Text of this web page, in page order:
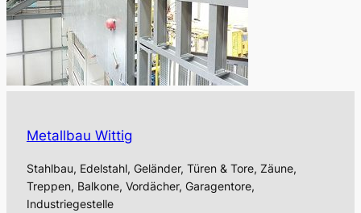
Metallbau Wittig
Stahlbau, Edelstahl, Geländer, Türen & Tore, Zäune,
Treppen, Balkone, Vordächer, Garagentore,
Industriegestelle